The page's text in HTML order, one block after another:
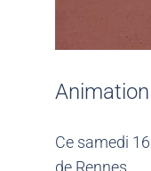
Ce samedi